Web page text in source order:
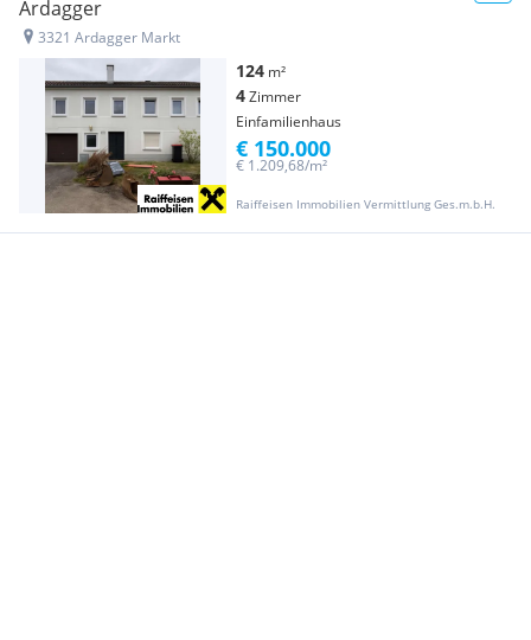
Ardagger
3321 Ardagger Markt
124 m²
4Zimmer
Einfamilienhaus
Raiffeisen Immobilien Vermittlung Ges.m.b.H.
€ 1.209,68/m²
€ 150.000